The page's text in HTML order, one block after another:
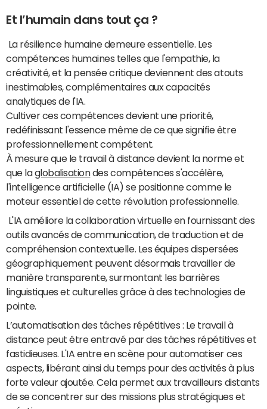
Et l’humain dans tout ça ?
La résilience humaine demeure essentielle. Les
compétences humaines telles que l'empathie, la
créativité, et la pensée critique deviennent des atouts
inestimables, complémentaires aux capacités
analytiques de l'IA.
Cultiver ces compétences devient une priorité,
redéfinissant l'essence même de ce que signifie être
professionnellement compétent.
À mesure que le travail à distance devient la norme et
que laglobalisationdes compétences s'accélère,
l'intelligence artificielle (IA) se positionne comme le
moteur essentiel de cette révolution professionnelle.
L'IA améliore la collaboration virtuelle en fournissant des
outils avancés de communication, de traduction et de
compréhension contextuelle. Les équipes dispersées
géographiquement peuvent désormais travailler de
manière transparente, surmontant les barrières
linguistiques et culturelles grâce à des technologies de
pointe.
L’automatisation des tâches répétitives : Le travail à
distance peut être entravé par des tâches répétitives et
fastidieuses. L'IA entre en scène pour automatiser ces
aspects, libérant ainsi du temps pour des activités à plus
forte valeur ajoutée. Cela permet aux travailleurs distants
de se concentrer sur des missions plus stratégiques et